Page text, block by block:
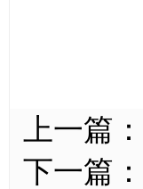
上一篇：
下一篇：